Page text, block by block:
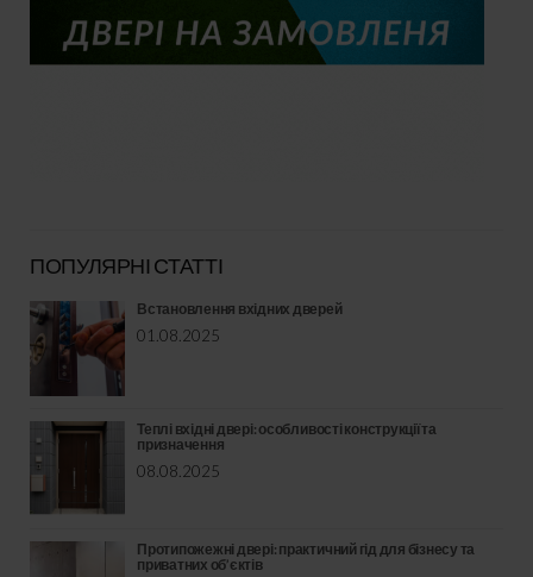
ПОПУЛЯРНІ СТАТТІ
Встановлення вхідних дверей
01.08.2025
Теплі вхідні двері: особливості конструкції та
призначення
08.08.2025
Протипожежні двері: практичний гід для бізнесу та
приватних об’єктів